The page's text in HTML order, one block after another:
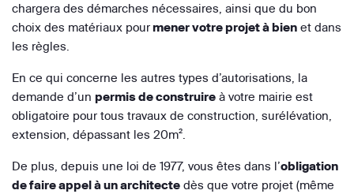
chargera des démarches nécessaires, ainsi que du bon
choix des matériaux pourmener votre projet à bien et dans
les règles.
En ce qui concerne les autres types d’autorisations, la
demande d’un permis de construire à votre mairie est
obligatoire pour tous travaux de construction, surélévation,
extension, dépassant les 20m².
De plus, depuis une loi de 1977, vous êtes dans l’obligation
de faire appel à un architecte dès que votre projet (même